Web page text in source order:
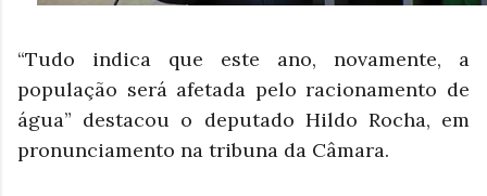
“Tudo indica que este ano, novamente, a
população será afetada pelo racionamento de
água” destacou o deputado Hildo Rocha, em
pronunciamento na tribuna da Câmara.